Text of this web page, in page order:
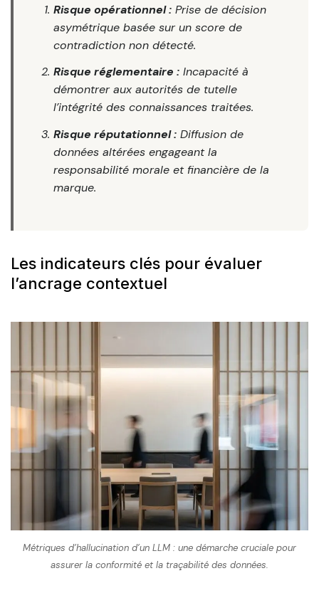
Risque opérationnel : Prise de décision
asymétrique basée sur un score de
contradiction non détecté.
Risque réglementaire : Incapacité à
démontrer aux autorités de tutelle
l’intégrité des connaissances traitées.
Risque réputationnel : Diffusion de
données altérées engageant la
responsabilité morale et financière de la
marque.
Les indicateurs clés pour évaluer
l’ancrage contextuel
Métriques d’hallucination d’un LLM : une démarche cruciale pour
assurer la conformité et la traçabilité des données.